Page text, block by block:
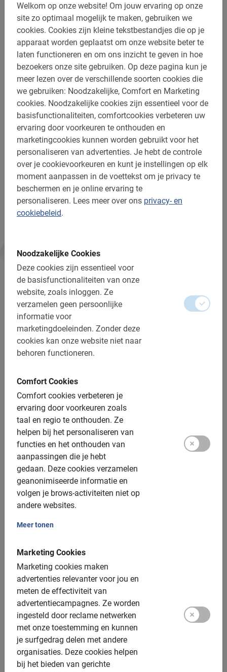
Welkom op onze website! Om jouw ervaring op onze
site zo optimaal mogelijk te maken, gebruiken we
cookies. Cookies zijn kleine tekstbestandjes die op je
apparaat worden geplaatst om onze website beter te
laten functioneren en om ons inzicht te geven in hoe
bezoekers onze site gebruiken. Op deze pagina kun je
meer lezen over de verschillende soorten cookies die
we gebruiken: Noodzakelijke, Comfort en Marketing
cookies. Noodzakelijke cookies zijn essentieel voor de
basisfunctionaliteiten, comfortcookies verbeteren uw
ervaring door voorkeuren te onthouden en
marketingcookies kunnen worden gebruikt voor het
personaliseren van advertenties. Je hebt de controle
over je cookievoorkeuren en kunt je instellingen op elk
moment aanpassen in de voettekst om je privacy te
beschermen en je online ervaring te
personaliseren. Lees meer over ons privacy- en
cookiebeleid.
Noodzakelijke Cookies
Deze cookies zijn essentieel voor
de basisfunctionaliteiten van onze
website, zoals inloggen. Ze
verzamelen geen persoonlijke
informatie voor
marketingdoeleinden. Zonder deze
cookies kan onze website niet naar
behoren functioneren.
Comfort Cookies
Comfort cookies verbeteren je
ervaring door voorkeuren zoals
taal en regio te onthouden. Ze
helpen bij het personaliseren van
functies en het onthouden van
aanpassingen die je hebt
gedaan. Deze cookies verzamelen
geanonimiseerde informatie en
volgen je brows-activiteiten niet op
andere websites.
Meer tonen
Marketing Cookies
Marketing cookies maken
advertenties relevanter voor jou en
meten de effectiviteit van
advertentiecampagnes. Ze worden
ingesteld door reclame netwerken
met onze toestemming en kunnen
je surfgedrag delen met andere
organisaties. Deze cookies helpen
bij het bieden van gerichte
voor het hele gezin!
Reserveer nu jouw San Francisco
fietstour online
Enthousiast geraakt over de San Francisco fietstour?
Reserveer dan nu jouw plekje zodat je zeker bent dat je
kunt gaan fietsen in deze heerlijke stad. Boeken kan
veilig & makkelijk via het boekingsmenu op deze pagina.
Hierna ontvang je alle belangrijke informatie in de
bevestigingsmail.
Maak je reis compleet met de San Francisco Fietstour
van Baja Bikes!
Informatie
Belangrijk om te weten:
Reserveren is verplicht
Annuleren is gratis tot 24 uur van te voren
Betaling is vooraf via Ideal of Credit Card
borg van de fietsen. Deze wordt aan het einde van de
dag weer vrijgegeven.
Bij regen krijg je een poncho
Afstand: ca. 12 km
Toegankelijk voor alle fietsers
Inclusief:
Gebruik van de fiets
De Engelstalige gids
Fotomomenten
Extra opties:
Kinderfietsen: v.a. 4 jaar, 20 of 24 inch
Kinderzitjes: voorop of achterop tot 20 kilo, toeslag
$28,- (niet voor e-bikes)
Kindertandem: beschikbaar, geen toeslag